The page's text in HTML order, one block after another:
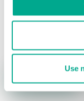
Use
Nombre*